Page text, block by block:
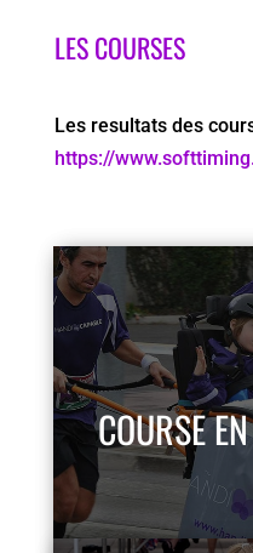
LES COURSES
Les resultats des
https://
COURSE